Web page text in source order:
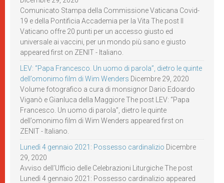
Comunicato Stampa della Commissione Vaticana Covid-
19 e della Pontificia Accademia per la Vita The post Il
Vaticano offre 20 punti per un accesso giusto ed
universale ai vaccini, per un mondo più sano e giusto
appeared first on ZENIT - Italiano.
LEV: “Papa Francesco. Un uomo di parola”, dietro le quinte
dell’omonimo film di Wim Wenders Dicembre 29, 2020
Volume fotografico a cura di monsignor Dario Edoardo
Viganò e Gianluca della Maggiore The post LEV: “Papa
Francesco. Un uomo di parola”, dietro le quinte
dell’omonimo film di Wim Wenders appeared first on
ZENIT - Italiano.
Lunedì 4 gennaio 2021: Possesso cardinalizio Dicembre
29, 2020
Avviso dell’Ufficio delle Celebrazioni Liturgiche The post
Lunedì 4 gennaio 2021: Possesso cardinalizio appeared